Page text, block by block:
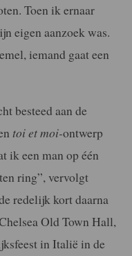
Toen ik ernaar
eigen aanzoek was.
iemand gaat een
besteed aan de
toi et moi-ontwerp
ik een man op één
ring”, vervolgt
redelijk kort daarna
Old Town Hall,
in Italië in de